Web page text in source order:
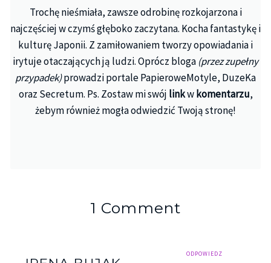
Trochę nieśmiała, zawsze odrobinę rozkojarzona i
najczęściej w czymś głęboko zaczytana. Kocha fantastykę i
kulturę Japonii. Z zamiłowaniem tworzy opowiadania i
irytuje otaczających ją ludzi. Oprócz bloga (przez zupełny
przypadek)prowadzi portale PapieroweMotyle, DuzeKa
oraz Secretum. Ps. Zostaw mi swój linkwkomentarzu,
żebym również mogła odwiedzić Twoją stronę!
1 Comment
ODPOWIEDZ